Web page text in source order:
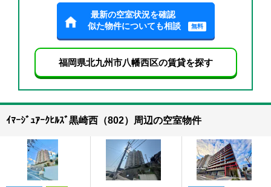
最新の空室状況を確認
似た物件についても相談
無料
福岡県北九州市八幡西区の賃貸を探す
ｲﾏｰｼﾞｭｱｰｸﾋﾙｽﾞ黒崎西（802）周辺の空室物件